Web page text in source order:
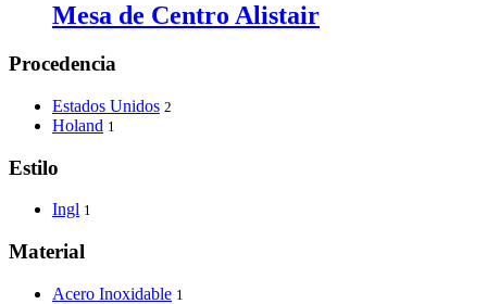
Mesa de Centro Alistair
Procedencia
Estados Unidos 2
Holand 1
Estilo
Ingl 1
Material
Acero Inoxidable 1